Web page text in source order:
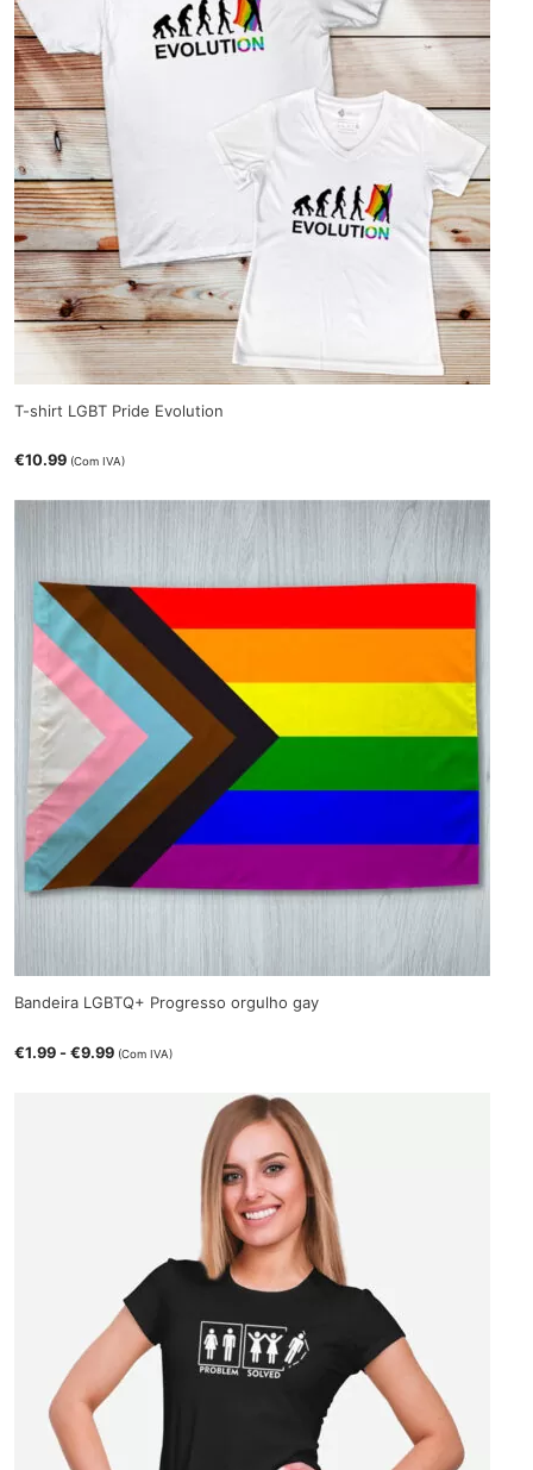
T-shirt LGBT Pride Evolution
€10.99 (Com IVA)
Bandeira LGBTQ+ Progresso orgulho gay
€1.99 -€9.99 (Com IVA)